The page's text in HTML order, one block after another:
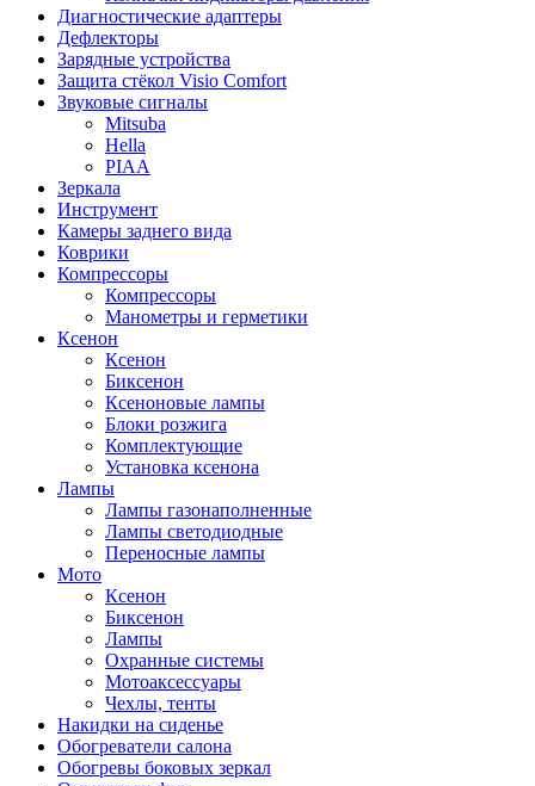
Диагностические адаптеры
Дефлекторы
Зарядные устройства
Защита стёкол Visio Comfort
Звуковые сигналы
Mitsuba
Hella
PIAA
Зеркала
Инструмент
Камеры заднего вида
Коврики
Компрессоры
Компрессоры
Манометры и герметики
Ксенон
Ксенон
Биксенон
Ксеноновые лампы
Блоки розжига
Комплектующие
Установка ксенона
Лампы
Лампы газонаполненные
Лампы светодиодные
Переносные лампы
Мото
Ксенон
Биксенон
Лампы
Охранные системы
Мотоаксессуары
Чехлы, тенты
Накидки на сиденье
Обогреватели салона
Обогревы боковых зеркал